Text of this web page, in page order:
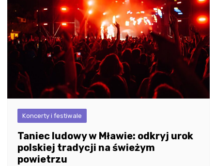
Koncerty i festiwale
Taniec ludowy w Mławie: odkryj urok
polskiej tradycji na świeżym
powietrzu